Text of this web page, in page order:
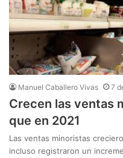
Manuel Caballero Vivas 7
Crecen las ventas
que en 2021
Las ventas minoristas
incluso registraron un